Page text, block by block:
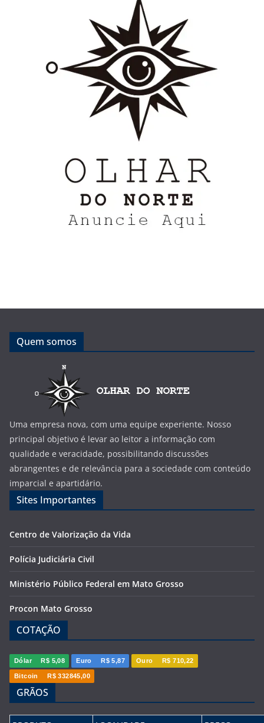
Quem somos
Uma empresa nova, com uma equipe experiente. Nosso
principal objetivo é levar ao leitor a informação com
qualidade e veracidade, possibilitando discussões
abrangentes e de relevância para a sociedade com conteúdo
imparcial e apartidário.
Sites Importantes
Centro de Valorização da Vida
Polícia Judiciária Civil
Ministério Público Federal em Mato Grosso
Procon Mato Grosso
COTAÇÃO
Dólar R$ 5,08 Euro R$ 5,87 Ouro R$ 710,22
Bitcoin R$ 332845,00
GRÃOS